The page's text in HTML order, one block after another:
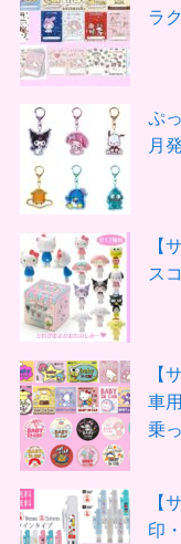
ラ
ぷ
月
【
ス
【
車
乗
【
印